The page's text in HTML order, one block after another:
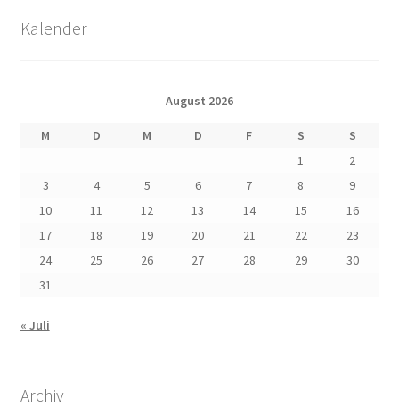
Kalender
August 2026
M D M D F S
S
1
2
3
4 5 6 7 8
9
10
11 12 13 14 15
16
17
18 19 20 21 22
23
24
25 26 27 28 29
30
31
« Juli
Archiv